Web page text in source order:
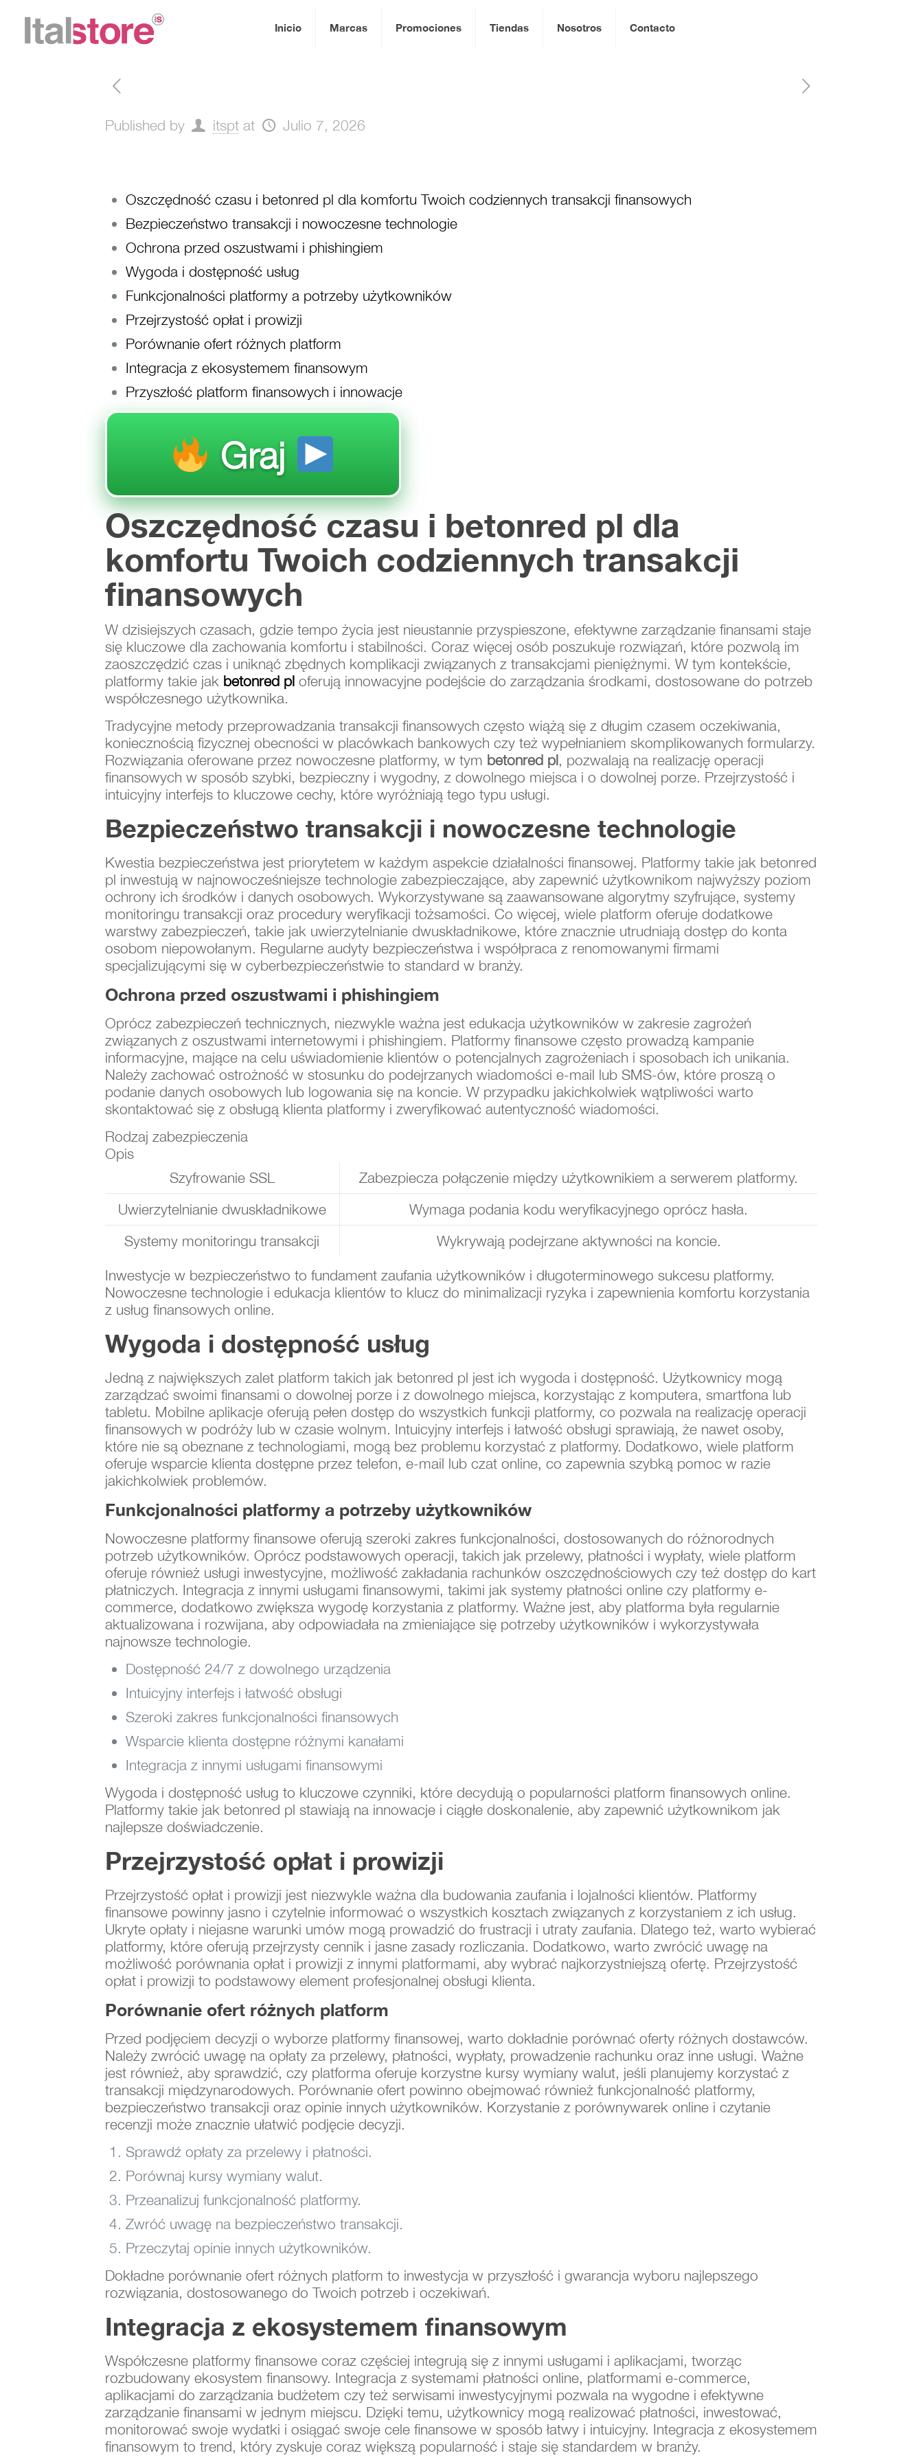
Inicio Marcas Promociones Tiendas Nosotros Contacto
Published by itspt at Julio 7, 2026
Oszczędność czasu i betonred pl dla komfortu Twoich codziennych transakcji finansowych
Bezpieczeństwo transakcji i nowoczesne technologie
Ochrona przed oszustwami i phishingiem
Wygoda i dostępność usług
Funkcjonalności platformy a potrzeby użytkowników
Przejrzystość opłat i prowizji
Porównanie ofert różnych platform
Integracja z ekosystemem finansowym
Przyszłość platform finansowych i innowacje
Graj
Oszczędność czasu i betonred pl dla
komfortu Twoich codziennych transakcji
finansowych
W dzisiejszych czasach, gdzie tempo życia jest nieustannie przyspieszone, efektywne zarządzanie finansami staje
się kluczowe dla zachowania komfortu i stabilności. Coraz więcej osób poszukuje rozwiązań, które pozwolą im
zaoszczędzić czas i uniknąć zbędnych komplikacji związanych z transakcjami pieniężnymi. W tym kontekście,
platformy takie jak betonred ploferują innowacyjne podejście do zarządzania środkami, dostosowane do potrzeb
współczesnego użytkownika.
Tradycyjne metody przeprowadzania transakcji finansowych często wiążą się z długim czasem oczekiwania,
koniecznością fizycznej obecności w placówkach bankowych czy też wypełnianiem skomplikowanych formularzy.
Rozwiązania oferowane przez nowoczesne platformy, w tym betonred pl, pozwalają na realizację operacji
finansowych w sposób szybki, bezpieczny i wygodny, z dowolnego miejsca i o dowolnej porze. Przejrzystość i
intuicyjny interfejs to kluczowe cechy, które wyróżniają tego typu usługi.
Bezpieczeństwo transakcji i nowoczesne technologie
Kwestia bezpieczeństwa jest priorytetem w każdym aspekcie działalności finansowej. Platformy takie jak betonred
pl inwestują w najnowocześniejsze technologie zabezpieczające, aby zapewnić użytkownikom najwyższy poziom
ochrony ich środków i danych osobowych. Wykorzystywane są zaawansowane algorytmy szyfrujące, systemy
monitoringu transakcji oraz procedury weryfikacji tożsamości. Co więcej, wiele platform oferuje dodatkowe
warstwy zabezpieczeń, takie jak uwierzytelnianie dwuskładnikowe, które znacznie utrudniają dostęp do konta
osobom niepowołanym. Regularne audyty bezpieczeństwa i współpraca z renomowanymi firmami
specjalizującymi się w cyberbezpieczeństwie to standard w branży.
Ochrona przed oszustwami i phishingiem
Oprócz zabezpieczeń technicznych, niezwykle ważna jest edukacja użytkowników w zakresie zagrożeń
związanych z oszustwami internetowymi i phishingiem. Platformy finansowe często prowadzą kampanie
informacyjne, mające na celu uświadomienie klientów o potencjalnych zagrożeniach i sposobach ich unikania.
Należy zachować ostrożność w stosunku do podejrzanych wiadomości e-mail lub SMS-ów, które proszą o
podanie danych osobowych lub logowania się na koncie. W przypadku jakichkolwiek wątpliwości warto
skontaktować się z obsługą klienta platformy i zweryfikować autentyczność wiadomości.
Rodzaj zabezpieczenia
Opis
Szyfrowanie SSL
Zabezpiecza połączenie między użytkownikiem a serwerem platformy.
Uwierzytelnianie dwuskładnikowe
Wymaga podania kodu weryfikacyjnego oprócz hasła.
Systemy monitoringu transakcji
Wykrywają podejrzane aktywności na koncie.
Inwestycje w bezpieczeństwo to fundament zaufania użytkowników i długoterminowego sukcesu platformy.
Nowoczesne technologie i edukacja klientów to klucz do minimalizacji ryzyka i zapewnienia komfortu korzystania
z usług finansowych online.
Wygoda i dostępność usług
Jedną z największych zalet platform takich jak betonred pl jest ich wygoda i dostępność. Użytkownicy mogą
zarządzać swoimi finansami o dowolnej porze i z dowolnego miejsca, korzystając z komputera, smartfona lub
tabletu. Mobilne aplikacje oferują pełen dostęp do wszystkich funkcji platformy, co pozwala na realizację operacji
finansowych w podróży lub w czasie wolnym. Intuicyjny interfejs i łatwość obsługi sprawiają, że nawet osoby,
które nie są obeznane z technologiami, mogą bez problemu korzystać z platformy. Dodatkowo, wiele platform
oferuje wsparcie klienta dostępne przez telefon, e-mail lub czat online, co zapewnia szybką pomoc w razie
jakichkolwiek problemów.
Funkcjonalności platformy a potrzeby użytkowników
Nowoczesne platformy finansowe oferują szeroki zakres funkcjonalności, dostosowanych do różnorodnych
potrzeb użytkowników. Oprócz podstawowych operacji, takich jak przelewy, płatności i wypłaty, wiele platform
oferuje również usługi inwestycyjne, możliwość zakładania rachunków oszczędnościowych czy też dostęp do kart
płatniczych. Integracja z innymi usługami finansowymi, takimi jak systemy płatności online czy platformy e-
commerce, dodatkowo zwiększa wygodę korzystania z platformy. Ważne jest, aby platforma była regularnie
aktualizowana i rozwijana, aby odpowiadała na zmieniające się potrzeby użytkowników i wykorzystywała
najnowsze technologie.
Dostępność 24/7 z dowolnego urządzenia
Intuicyjny interfejs i łatwość obsługi
Szeroki zakres funkcjonalności finansowych
Wsparcie klienta dostępne różnymi kanałami
Integracja z innymi usługami finansowymi
Wygoda i dostępność usług to kluczowe czynniki, które decydują o popularności platform finansowych online.
Platformy takie jak betonred pl stawiają na innowacje i ciągłe doskonalenie, aby zapewnić użytkownikom jak
najlepsze doświadczenie.
Przejrzystość opłat i prowizji
Przejrzystość opłat i prowizji jest niezwykle ważna dla budowania zaufania i lojalności klientów. Platformy
finansowe powinny jasno i czytelnie informować o wszystkich kosztach związanych z korzystaniem z ich usług.
Ukryte opłaty i niejasne warunki umów mogą prowadzić do frustracji i utraty zaufania. Dlatego też, warto wybierać
platformy, które oferują przejrzysty cennik i jasne zasady rozliczania. Dodatkowo, warto zwrócić uwagę na
możliwość porównania opłat i prowizji z innymi platformami, aby wybrać najkorzystniejszą ofertę. Przejrzystość
opłat i prowizji to podstawowy element profesjonalnej obsługi klienta.
Porównanie ofert różnych platform
Przed podjęciem decyzji o wyborze platformy finansowej, warto dokładnie porównać oferty różnych dostawców.
Należy zwrócić uwagę na opłaty za przelewy, płatności, wypłaty, prowadzenie rachunku oraz inne usługi. Ważne
jest również, aby sprawdzić, czy platforma oferuje korzystne kursy wymiany walut, jeśli planujemy korzystać z
transakcji międzynarodowych. Porównanie ofert powinno obejmować również funkcjonalność platformy,
bezpieczeństwo transakcji oraz opinie innych użytkowników. Korzystanie z porównywarek online i czytanie
recenzji może znacznie ułatwić podjęcie decyzji.
Sprawdź opłaty za przelewy i płatności.
Porównaj kursy wymiany walut.
Przeanalizuj funkcjonalność platformy.
Zwróć uwagę na bezpieczeństwo transakcji.
Przeczytaj opinie innych użytkowników.
Dokładne porównanie ofert różnych platform to inwestycja w przyszłość i gwarancja wyboru najlepszego
rozwiązania, dostosowanego do Twoich potrzeb i oczekiwań.
Integracja z ekosystemem finansowym
Współczesne platformy finansowe coraz częściej integrują się z innymi usługami i aplikacjami, tworząc
rozbudowany ekosystem finansowy. Integracja z systemami płatności online, platformami e-commerce,
aplikacjami do zarządzania budżetem czy też serwisami inwestycyjnymi pozwala na wygodne i efektywne
zarządzanie finansami w jednym miejscu. Dzięki temu, użytkownicy mogą realizować płatności, inwestować,
monitorować swoje wydatki i osiągać swoje cele finansowe w sposób łatwy i intuicyjny. Integracja z ekosystemem
finansowym to trend, który zyskuje coraz większą popularność i staje się standardem w branży.